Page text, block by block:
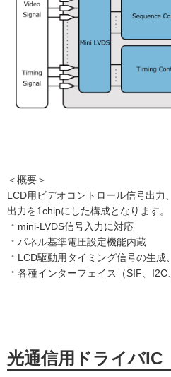
＜概要＞
LCD用ビデオコントロール信号出力
出力を1chipにした構成となります。
mini-LVDS信号入力に対応
パネル基準電圧設定機能内蔵
LCD駆動用タイミング信号の生成
各種インターフェイス（SIF、I2C
光通信用ドライバIC